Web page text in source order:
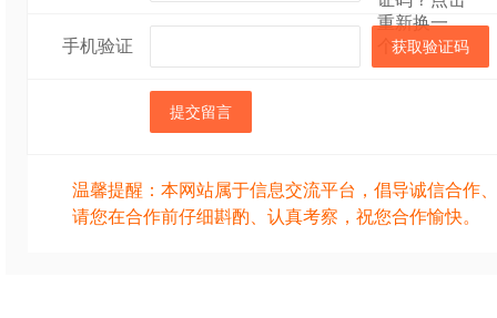
手机验证 获取验证码
提交留言
温馨提醒：本网站属于信息交流平台，倡导诚信合作
请您在合作前仔细斟酌、认真考察，祝您合作愉快。